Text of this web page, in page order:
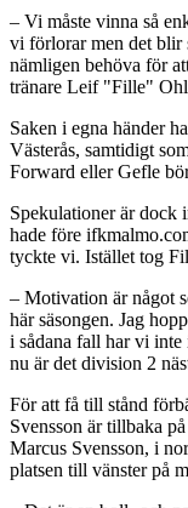
– Vi måste vinna så
vi förlorar men det blir
nämligen behöva för
tränare Leif "Fille"
Saken i egna händer
Västerås, samtidigt
Forward eller Gefle
Spekulationer är dock
hade före
tyckte vi. Istället tog
– Motivation är något
här säsongen. Jag
i sådana fall har vi
nu är det division 2
För att få till stånd
Svensson är tillbaka
Marcus Svensson, i
platsen till vänster på